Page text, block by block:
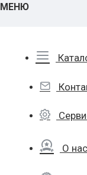
МЕНЮ
О нас